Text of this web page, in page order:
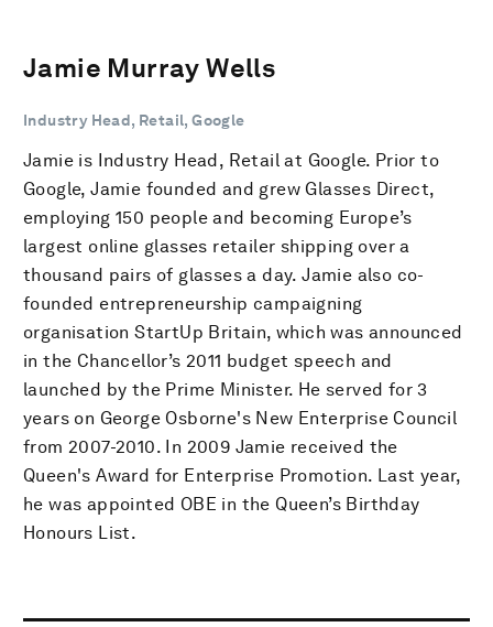
Jamie Murray Wells
Industry Head, Retail, Google
Jamie is Industry Head, Retail at Google. Prior to
Google, Jamie founded and grew Glasses Direct,
employing 150 people and becoming Europe’s
largest online glasses retailer shipping over a
thousand pairs of glasses a day. Jamie also co-
founded entrepreneurship campaigning
organisation StartUp Britain, which was announced
in the Chancellor’s 2011 budget speech and
launched by the Prime Minister. He served for 3
years on George Osborne's New Enterprise Council
from 2007-2010. In 2009 Jamie received the
Queen's Award for Enterprise Promotion. Last year,
he was appointed OBE in the Queen’s Birthday
Honours List.